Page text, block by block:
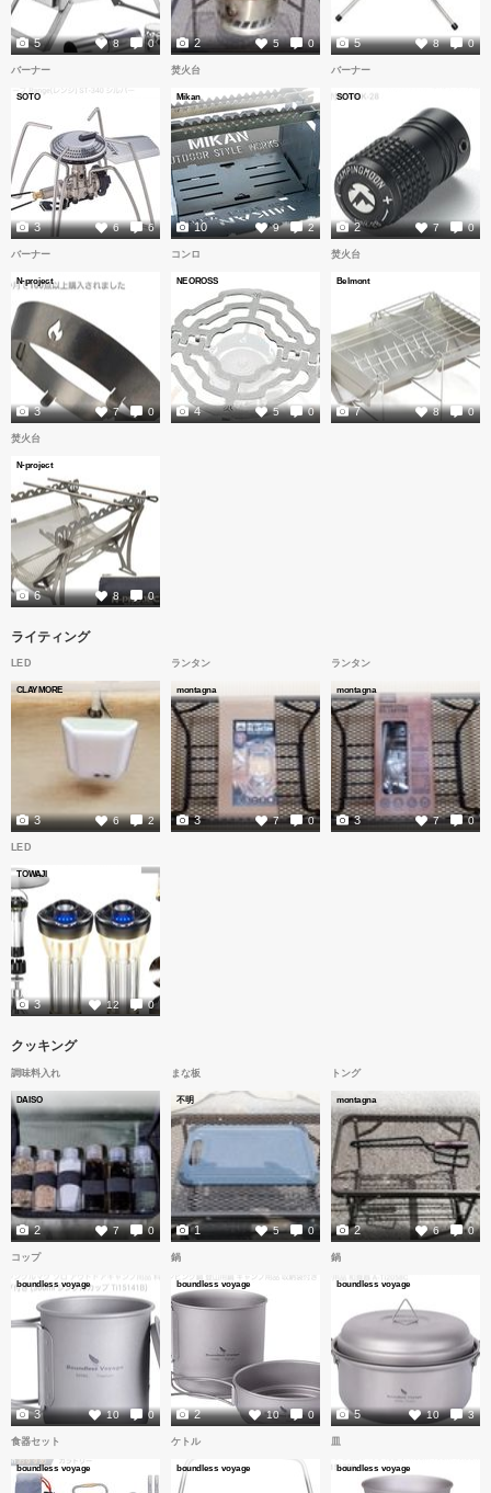
8 0
5 5 0
2 8 0
5
バーナー
SOTO
6 6
3
焚火台
Mikan
9 2
10
バーナー
SOTO
7 0
2
バーナー
N-project
7 0
3
コンロ
NEOROSS
5 0
4
焚火台
Belmont
8 0
7
焚火台
N-project
8 0
6
ライティング
LED
CLAYMORE
6 2
3
ランタン
montagna
7 0
3
ランタン
montagna
7 0
3
LED
TOWAJI
12 0
3
クッキング
調味料入れ
DAISO
7 0
2
まな板
不明
5 0
1
トング
montagna
6 0
2
コップ
boundless voyage
10 0
3
鍋
boundless voyage
10 0
2
鍋
boundless voyage
10 3
5
食器セット
boundless voyage
ケトル
boundless voyage
皿
boundless voyage